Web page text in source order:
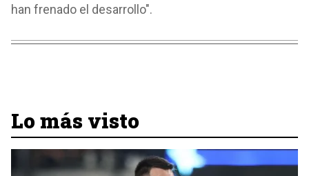
han frenado el desarrollo".
Lo más visto